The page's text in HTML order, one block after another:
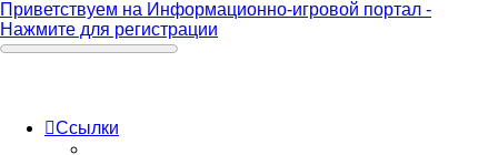
Приветствуем на Информационно-игровой портал -
Нажмите для регистрации
Ссылки